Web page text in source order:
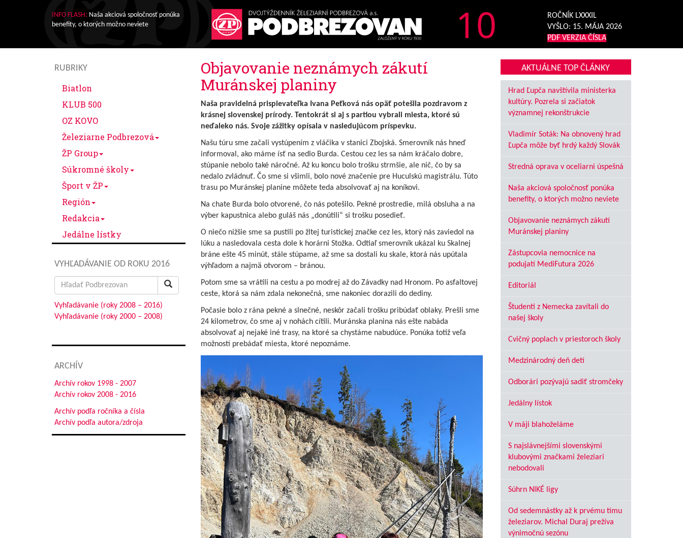
INFO FLASH: Naša akciová spoločnosť ponúka
benefity, o ktorých možno neviete
10
ROČNÍK LXXXIL
VYŠLO: 15. MÁJA 2026
PDF VERZIA ČÍSLA
RUBRIKY
Biatlon
KLUB 500
OZ KOVO
Železiarne Podbrezová
ŽP Group
Súkromné školy
Šport v ŽP
Región
Redakcia
Jedálne lístky
VYHĽADÁVANIE OD ROKU 2016
Search
for:
Vyhľadávanie (roky 2008 – 2016)
Vyhľadávanie (roky 2000 – 2008)
ARCHÍV
Archív rokov 1998 - 2007
Archív rokov 2008 - 2016
Archív podľa ročníka a čísla
Archív podľa autora/zdroja
Objavovanie neznámych zákutí
Muránskej planiny
Naša pravidelná prispievateľka Ivana Peťková nás opäť potešila pozdravom z
krásnej slovenskej prírody. Tentokrát si aj s partiou vybrali miesta, ktoré sú
neďaleko nás. Svoje zážitky opísala v nasledujúcom príspevku.
Našu túru sme začali vystúpením z vláčika v stanici Zbojská. Smerovník nás hneď
informoval, ako máme ísť na sedlo Burda. Cestou cez les sa nám kráčalo dobre,
stúpanie nebolo také náročné. Až ku koncu bolo trošku strmšie, ale nič, čo by sa
nedalo zvládnuť. Čo sme si všimli, bolo nové značenie pre Huculskú magistrálu. Túto
trasu po Muránskej planine môžete teda absolvovať aj na koníkovi.
Na chate Burda bolo otvorené, čo nás potešilo. Pekné prostredie, milá obsluha a na
výber kapustnica alebo guláš nás „donútili“ si trošku posedieť.
O niečo nižšie sme sa pustili po žltej turistickej značke cez les, ktorý nás zaviedol na
lúku a nasledovala cesta dole k horárni Stožka. Odtiaľ smerovník ukázal ku Skalnej
bráne ešte 45 minút, stále stúpame, až sme sa dostali ku skale, ktorá nás upútala
výhľadom a najmä otvorom – bránou.
Potom sme sa vrátili na cestu a po modrej až do Závadky nad Hronom. Po asfaltovej
ceste, ktorá sa nám zdala nekonečná, sme nakoniec dorazili do dediny.
Počasie bolo z rána pekné a slnečné, neskôr začali trošku pribúdať oblaky. Prešli sme
24 kilometrov, čo sme aj v nohách cítili. Muránska planina nás ešte nabáda
absolvovať aj nejaké iné trasy, na ktoré sa chystáme nabudúce. Ponúka totiž veľa
možností prebádať miesta, ktoré nepoznáme.
AKTUÁLNE TOP ČLÁNKY
Hrad Ľupča navštívila ministerka
kultúry. Pozrela si začiatok
významnej rekonštrukcie
Vladimír Soták: Na obnovený hrad
Ľupča môže byť hrdý každý Slovák
Stredná oprava v oceliarni úspešná
Naša akciová spoločnosť ponúka
benefity, o ktorých možno neviete
Objavovanie neznámych zákutí
Muránskej planiny
Zástupcovia nemocnice na
podujatí MediFutura 2026
Editoriál
Študenti z Nemecka zavítali do
našej školy
Cvičný poplach v priestoroch školy
Medzinárodný deň detí
Odborári pozývajú sadiť stromčeky
Jedálny lístok
V máji blahoželáme
S najslávnejšími slovenskými
klubovými značkami železiari
nebodovali
Súhrn NIKÉ ligy
Od sedemnástky až k prvému tímu
železiarov. Michal Duraj prežíva
výnimočnú sezónu